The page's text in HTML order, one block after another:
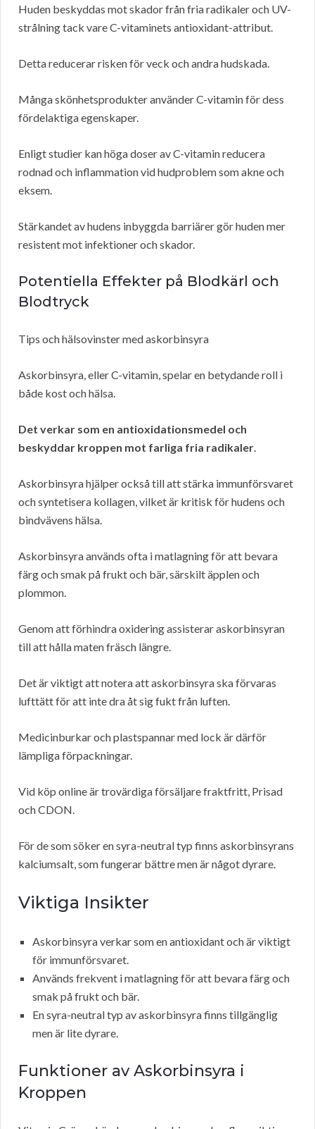
Huden beskyddas mot skador från fria radikaler och UV-
strålning tack vare C-vitaminets antioxidant-attribut.
Detta reducerar risken för veck och andra hudskada.
Många skönhetsprodukter använder C-vitamin för dess
fördelaktiga egenskaper.
Enligt studier kan höga doser av C-vitamin reducera
rodnad och inflammation vid hudproblem som akne och
eksem.
Stärkandet av hudens inbyggda barriärer gör huden mer
resistent mot infektioner och skador.
Potentiella Effekter på Blodkärl och
Blodtryck
Tips och hälsovinster med askorbinsyra
Askorbinsyra, eller C-vitamin, spelar en betydande roll i
både kost och hälsa.
Det verkar som en antioxidationsmedel och
beskyddar kroppen mot farliga fria radikaler.
Askorbinsyra hjälper också till att stärka immunförsvaret
och syntetisera kollagen, vilket är kritisk för hudens och
bindvävens hälsa.
Askorbinsyra används ofta i matlagning för att bevara
färg och smak på frukt och bär, särskilt äpplen och
plommon.
Genom att förhindra oxidering assisterar askorbinsyran
till att hålla maten fräsch längre.
Det är viktigt att notera att askorbinsyra ska förvaras
lufttätt för att inte dra åt sig fukt från luften.
Medicinburkar och plastspannar med lock är därför
lämpliga förpackningar.
Vid köp online är trovärdiga försäljare fraktfritt, Prisad
och CDON.
För de som söker en syra-neutral typ finns askorbinsyrans
kalciumsalt, som fungerar bättre men är något dyrare.
Viktiga Insikter
Askorbinsyra verkar som en antioxidant och är viktigt
för immunförsvaret.
Används frekvent i matlagning för att bevara färg och
smak på frukt och bär.
En syra-neutral typ av askorbinsyra finns tillgänglig
men är lite dyrare.
Funktioner av Askorbinsyra i
Kroppen